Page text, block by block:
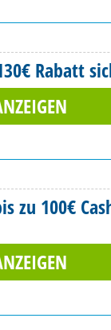
Rabatt
zu 100€